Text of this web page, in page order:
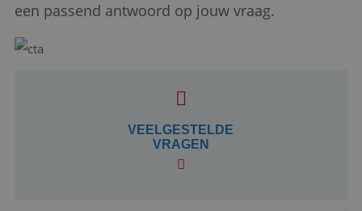
een passend antwoord op jouw vraag.
VEELGESTELDE
VRAGEN
Corporation
Google Privacy Policy